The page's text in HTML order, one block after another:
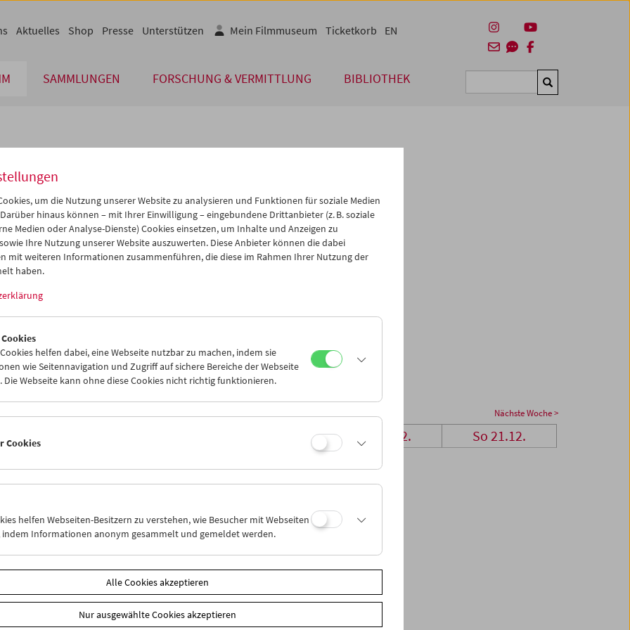
SAMMLUNGEN FORSCHUNG & VERMITTLUNG BIBLIOTHEK Suchen
Aktuelles Shop Presse Unterstützen Mein Filmmuseum Ticketkorb EN
Dez 2014 >>
Mi Do Fr Sa So
03 04 05 06
07
10 11 12 13
14
17 18
24 25
07
iCalender
Programmheft-PDF
English language or subtitles
Nächste Woche >
Mi 17.12. Sa 20.12. So 21.12.
um die Nutzung unserer Website zu analysieren und Funktionen für soziale Medien
hinaus können – mit Ihrer Einwilligung – eingebundene Drittanbieter (z. B. soziale
Medien oder Analyse-Dienste) Cookies einsetzen, um Inhalte und Anzeigen zu
Ihre Nutzung unserer Website auszuwerten. Diese Anbieter können die dabei
mit weiteren Informationen zusammenführen, die diese im Rahmen Ihrer Nutzung der
haben.
helfen dabei, eine Webseite nutzbar zu machen, indem sie
wie Seitennavigation und Zugriff auf sichere Bereiche der Webseite
Die Webseite kann ohne diese Cookies nicht richtig funktionieren.
Cookies
helfen Webseiten-Besitzern zu verstehen, wie Besucher mit Webseiten
indem Informationen anonym gesammelt und gemeldet werden.
Alle Cookies akzeptieren
Nur ausgewählte Cookies akzeptieren